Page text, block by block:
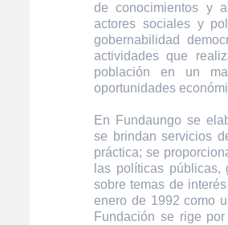
de conocimientos y
actores sociales y
gobernabilidad
actividades que
población en un
oportunidades
En Fundaungo se
se brindan servicios
práctica; se
las políticas
sobre temas de
enero de 1992 como
Fundación se rige